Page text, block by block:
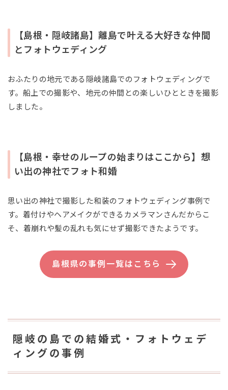
【島根・隠岐諸島】離島で叶える大好きな仲間
とフォトウェディング
おふたりの地元である隠岐諸島でのフォトウェディングで
す。船上での撮影や、地元の仲間との楽しいひとときを撮影
しました。
【島根・幸せのループの始まりはここから】想
い出の神社でフォト和婚
思い出の神社で撮影した和装のフォトウェディング事例で
す。着付けやヘアメイクができるカメラマンさんだからこ
そ、着崩れや髪の乱れも気にせず撮影できたようです。
島根県の事例一覧はこちら
隠岐の島での結婚式・フォトウェデ
ィングの事例